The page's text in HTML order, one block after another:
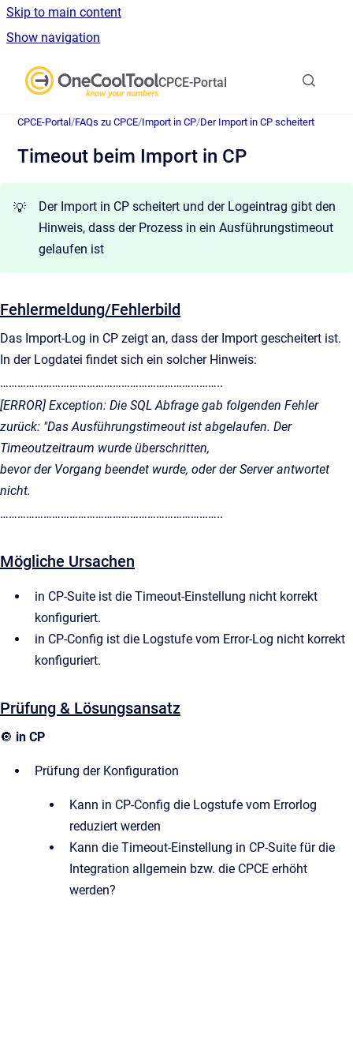
Skip to main content
Show navigation
CPCE-Portal
CPCE-Portal/FAQs zu CPCE/Import in CP/Der Import in CP scheitert
Timeout beim Import in CP
💡
Der Import in CP scheitert und der Logeintrag gibt den
Hinweis, dass der Prozess in ein Ausführungstimeout
gelaufen ist
Fehlermeldung/Fehlerbild
Das Import-Log in CP zeigt an, dass der Import gescheitert ist.
In der Logdatei findet sich ein solcher Hinweis:
…………………………………………………………………..
[ERROR] Exception: Die SQL Abfrage gab folgenden Fehler
zurück: "Das Ausführungstimeout ist abgelaufen. Der
Timeoutzeitraum wurde überschritten,
bevor der Vorgang beendet wurde, oder der Server antwortet
nicht.
…………………………………………………………………..
Mögliche Ursachen
in CP-Suite ist die Timeout-Einstellung nicht korrekt
konfiguriert.
in CP-Config ist die Logstufe vom Error-Log nicht korrekt
konfiguriert.
Prüfung & Lösungsansatz
🔘 in CP
Prüfung der Konfiguration
Kann in CP-Config die Logstufe vom Errorlog
reduziert werden
Kann die Timeout-Einstellung in CP-Suite für die
Integration allgemein bzw. die CPCE erhöht
werden?